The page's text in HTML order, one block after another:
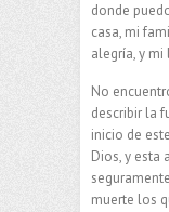
donde
casa, mi
alegría, y mi
No
describir la
inicio de
Dios, y esta
muerte los